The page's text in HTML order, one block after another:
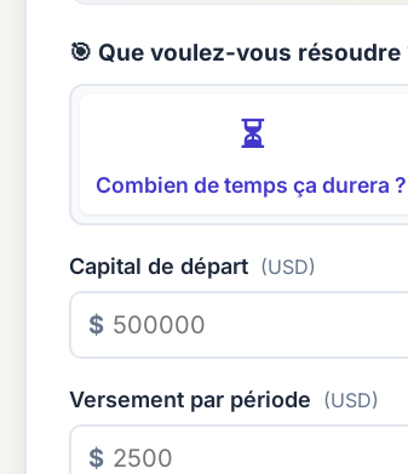
🎯 Que voulez-vous résoudre
⏳
Combien de temps ça durera ?
Capital de départ (USD)
$
Versement par période (USD)
$